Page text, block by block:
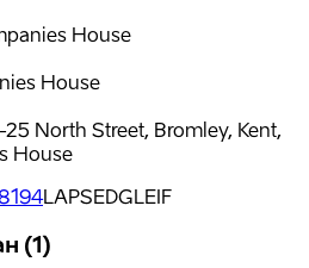
House
House
North Street, Bromley, Kent,
House
LAPSEDGLEIF
(1)